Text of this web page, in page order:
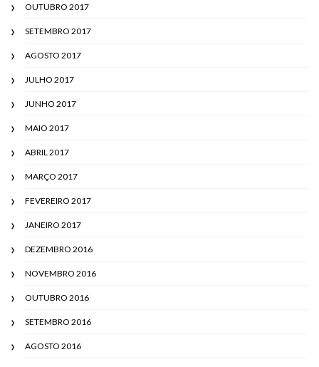
OUTUBRO 2017
SETEMBRO 2017
AGOSTO 2017
JULHO 2017
JUNHO 2017
MAIO 2017
ABRIL 2017
MARÇO 2017
FEVEREIRO 2017
JANEIRO 2017
DEZEMBRO 2016
NOVEMBRO 2016
OUTUBRO 2016
SETEMBRO 2016
AGOSTO 2016